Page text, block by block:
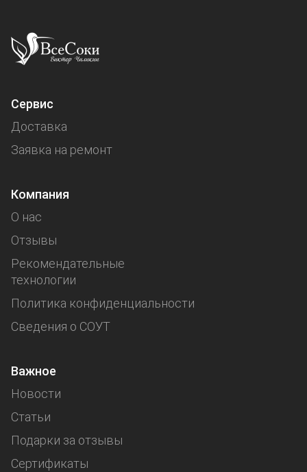
Сервис
Доставка
Заявка на ремонт
Компания
О нас
Отзывы
Рекомендательные
технологии
Политика конфиденциальности
Сведения о СОУТ
Важное
Новости
Статьи
Подарки за отзывы
Сертификаты